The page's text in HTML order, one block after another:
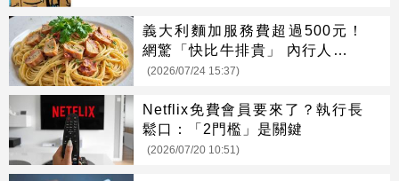
義大利麵加服務費超過500元！
網驚「快比牛排貴」 內行人說話
了
(2026/07/24 15:37)
Netflix免費會員要來了？執行長
鬆口：「2門檻」是關鍵
(2026/07/20 10:51)